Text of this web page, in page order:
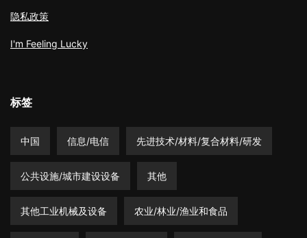
隐私政策
I'm Feeling Lucky
标签
中国 信息/电信 先进技术/材料/复合材料/研发
公共设施/城市建设设备 其他
其他工业机械及设备 农业/林业/渔业和食品